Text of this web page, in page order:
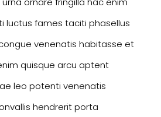
luctus fames taciti phasellus
venenatis habitasse et
quisque arcu aptent
leo potenti venenatis
hendrerit porta